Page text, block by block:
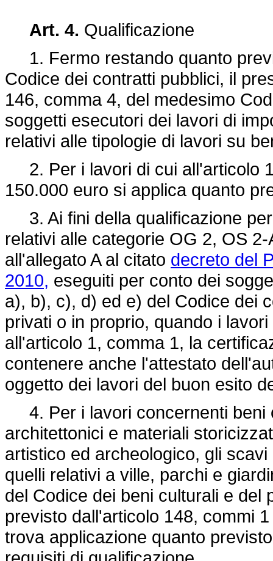
Art. 4. Qualificazione
1. Fermo restando quanto
Codice dei contratti pubblici, il
146, comma 4, del medesimo
soggetti esecutori dei lavori di
relativi alle tipologie di lavori su
2. Per i lavori di cui all'articolo
150.000 euro si applica quanto
3. Ai fini della qualificazione
relativi alle categorie OG 2, OS
all'allegato A al citato decreto del
2010, eseguiti per conto dei
a), b), c), d) ed e) del Codice dei
privati o in proprio, quando i
all'articolo 1, comma 1, la
contenere anche l'attestato
oggetto dei lavori del buon esito
4. Per i lavori concernenti beni
architettonici e materiali
artistico ed archeologico, gli
quelli relativi a ville, parchi e
del Codice dei beni culturali e del
previsto dall'articolo 148, commi
trova applicazione quanto